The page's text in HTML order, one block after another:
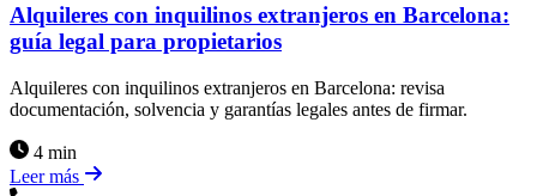
Alquileres con inquilinos extranjeros en Barcelona:
guía legal para propietarios
Alquileres con inquilinos extranjeros en Barcelona: revisa
documentación, solvencia y garantías legales antes de firmar.
4 min
Leer más